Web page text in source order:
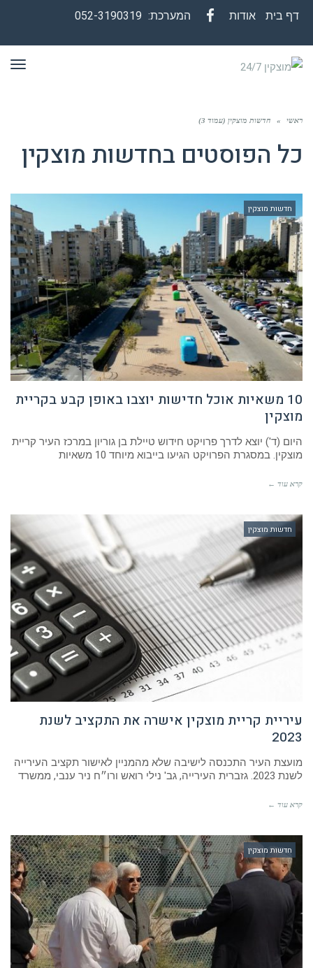
דף בית
אודות
המערכת: 052-3190319
ראשי » חדשות מוצקין (עמוד 3)
כל הפוסטים בחדשות מוצקין
חדשות מוצקין
10 משאיות אוכל חדישות יוצבו באופן קבע בקריית
מוצקין
היום (ד') יוצא לדרך פרויקט חידוש טיילת בן גוריון במרכז העיר קריית
מוצקין. במסגרת הפרויקט הגיעו בייבוא מיוחד 10 משאיות
קרא עוד ←
חדשות מוצקין
עיריית קריית מוצקין אישרה את התקציב לשנת
2023
מועצת העיר התכנסה לישיבה שלא מהמניין לאישור תקציב העירייה
לשנת 2023. גזברית העירייה, גב' נילי רואש ורו״ח ניר ענבי, ממשרד
קרא עוד ←
חדשות מוצקין